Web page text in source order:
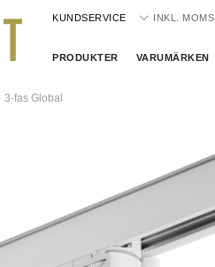
KUNDSERVICE INKL. MOMS
PRODUKTER VARUMÄRKEN
3-fas Global